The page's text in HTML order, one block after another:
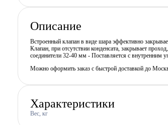
Описание
Встроенный клапан в виде шара эффективно
Клапан, при отсутствии конденсата, закрывает
соединители 32-40 мм - Поставляется с внутренним
Можно оформить заказ с быстрой доставкой до
Характеристики
Вес, кг